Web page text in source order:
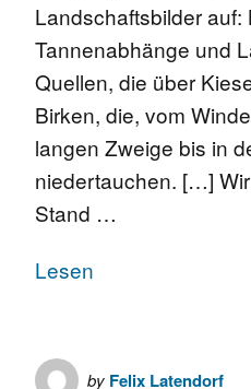
Landschaftsbilder auf:
Tannenabhänge und
Quellen, die über
Birken, die, vom
langen Zweige bis in
niedertauchen. […]
Stand …
Lesen
by Felix Latendorf